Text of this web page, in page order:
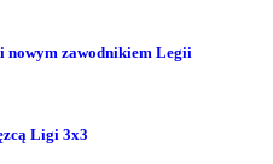
nowym zawodnikiem Legii
Ligi 3x3